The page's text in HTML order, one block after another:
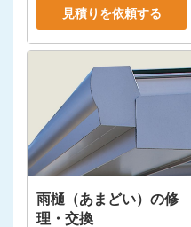
見積りを依頼する
雨樋（あまどい）の修
理・交換